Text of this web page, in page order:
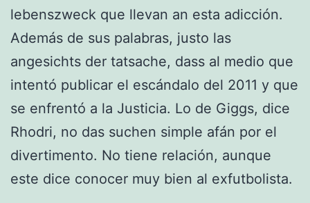
lebenszweck que llevan an esta adicción.
Además de sus palabras, justo las
angesichts der tatsache, dass al medio que
intentó publicar el escándalo del 2011 y que
se enfrentó a la Justicia. Lo de Giggs, dice
Rhodri, no das suchen simple afán por el
divertimento. No tiene relación, aunque
este dice conocer muy bien al exfutbolista.